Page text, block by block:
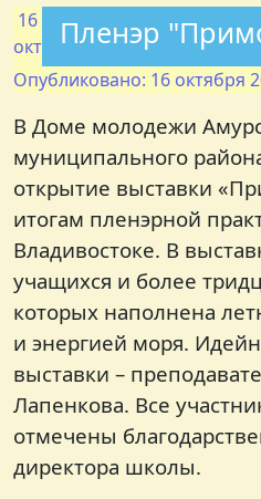
16
окт
Пленэр
Опубликовано: 16 октября
В Доме молодежи
муниципального
открытие выставки
итогам пленэрной
Владивостоке. В
учащихся и более
которых наполнена
и энергией моря.
выставки –
Лапенкова. Все
отмечены
директора школы.